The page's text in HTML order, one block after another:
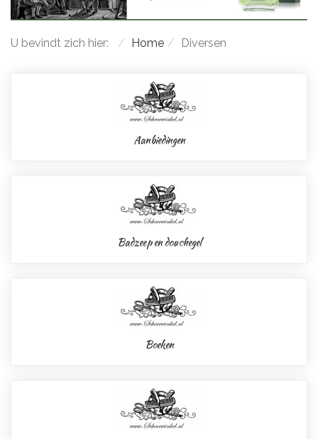
U bevindt zich hier: Home Diversen
Aanbiedingen
Badzeep en douchegel
Boeken